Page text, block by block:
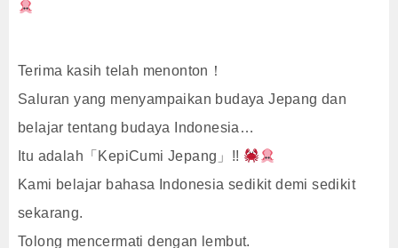
Terima kasih telah menonton！
Saluran yang menyampaikan budaya Jepang dan
belajar tentang budaya Indonesia…
Itu adalah「KepiCumi Jepang」!!
Kami belajar bahasa Indonesia sedikit demi sedikit
sekarang.
Tolong mencermati dengan lembut.